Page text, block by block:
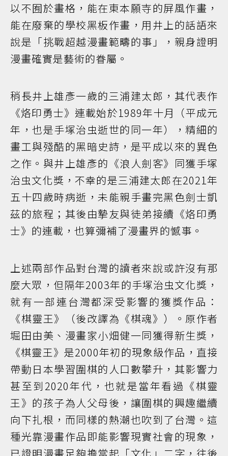
以不囿於畫格，能在東本願寺的屏風作畫，
能在廢棄的學校黑板作畫，用井上的話語來
說是「挑戰超越漫畫範疇的事」，親身證明
漫畫確實是藝術的眷屬。
稍長井上雄彥一歲的三浦建太郎，其代表作
《烙印勇士》連載始於1989年十月（平成元
年，也是手塚治虫逝世的同一年），精細的
畫工與殘酷的黑暗史詩，是平成以來的異色
之作。與井上雄彥的《浪人劍客》同獲手塚
治虫文化獎，不幸的是三浦建太郎在2021年
五十四歲時病逝，未能親手畫完黑色劍士凱
茲的旅程；其後由摯友與徒弟接續《烙印勇
士》的連載，也算彌補了漫畫界的憾事。
上述兩部作品對台灣的讀者來說或許沒有那
麼大眾，但隔年2003年的手塚治虫文化獎，
就有一部連台灣都深受影響的獲獎作品：
《棋靈王》（後改譯為《棋魂》）。原作者
堀田由美、漫畫家小畑健一同獲得新生獎，
《棋靈王》是2000年初的現象級作品，直接
帶動日本學習圍棋的人口數攀升，其影響力
甚至到2020年代，也就是當年看過《棋靈
王》的孩子為人父母後，讓圍棋的興趣繼續
向下扎根，而同樣的熱潮也吹到了台灣。這
種光靠漫畫作品即能影響現實社會的現象，